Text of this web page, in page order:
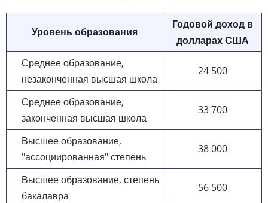
Уровень образования
Годовой доход в
долларах США
Среднее образование,
незаконченная высшая школа
24 500
Среднее образование,
законченная высшая школа
33 700
Высшее образование,
"ассоциированная" степень
38 000
Высшее образование, степень
бакалавра
56 500